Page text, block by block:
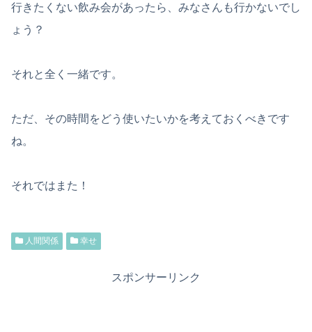
行きたくない飲み会があったら、みなさんも行かないでし
ょう？
それと全く一緒です。
ただ、その時間をどう使いたいかを考えておくべきです
ね。
それではまた！
人間関係 幸せ
スポンサーリンク